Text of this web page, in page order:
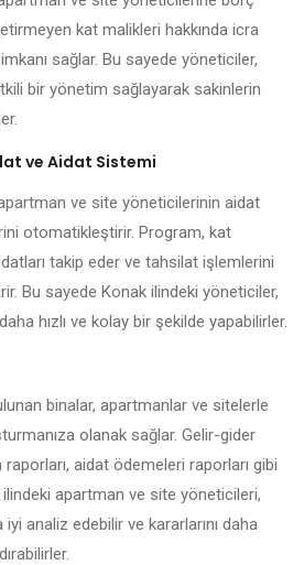
kat malikleri hakkında icra
sağlar. Bu sayede yöneticiler,
bir yönetim sağlayarak sakinlerin
ve Aidat Sistemi
ve site yöneticilerinin aidat
otomatikleştirir. Program, kat
takip eder ve tahsilat işlemlerini
Bu sayede Konak ilindeki yöneticiler,
hızlı ve kolay bir şekilde yapabilirler.
binalar, apartmanlar ve sitelerle
olanak sağlar. Gelir-gider
aidat ödemeleri raporları gibi
apartman ve site yöneticileri,
analiz edebilir ve kararlarını daha